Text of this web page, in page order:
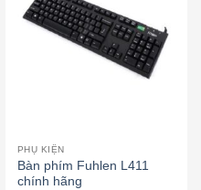
PHỤ KIỆN
Bàn phím Fuhlen L411
chính hãng